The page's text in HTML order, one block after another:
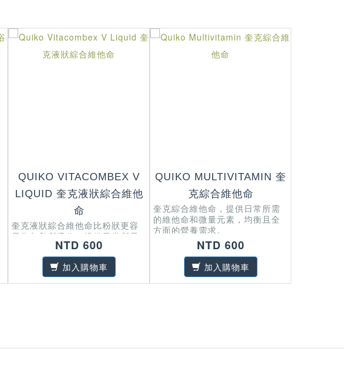
QUIKO VITACOMBEX V
LIQUID 奎克液狀綜合維他
命
奎克液狀綜合維他命比粉狀更容
易為鳥兒所吸收，提供日常所需
的維他命和微量元素，均衡且全
方面的營養需求。
NTD 600
加入購物車
QUIKO MULTIVITAMIN 奎
克綜合維他命
奎克綜合維他命，提供日常所需
的維他命和微量元素，均衡且全
方面的營養需求。
NTD 600
加入購物車